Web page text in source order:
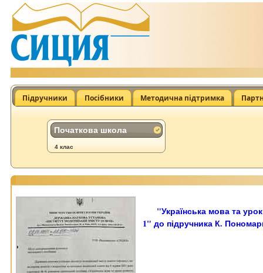
Підручники Посібники Методична підтримка
Початкова школа
4 клас
"Українська мова та
1" до підручника К.